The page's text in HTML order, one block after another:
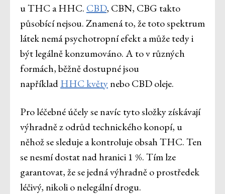
u THC a HHC. CBD, CBN, CBG takto
působící nejsou. Znamená to, že toto spektrum
látek nemá psychotropní efekt a může tedy i
být legálně konzumováno. A to v různých
formách, běžně dostupné jsou
napříkladHHC květynebo CBD oleje.
Pro léčebné účely se navíc tyto složky získávají
výhradně z odrůd technického konopí, u
něhož se sleduje a kontroluje obsah THC. Ten
se nesmí dostat nad hranici 1 %. Tím lze
garantovat, že se jedná výhradně o prostředek
léčivý, nikoli o nelegální drogu.